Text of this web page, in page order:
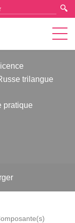
trilangue
pratique